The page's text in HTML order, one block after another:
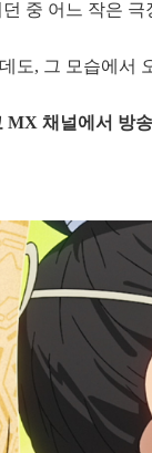
중 어느 작은
도, 그 모습에
MX 채널에서 방송